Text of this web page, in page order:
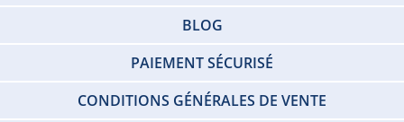
BLOG
PAIEMENT SÉCURISÉ
CONDITIONS GÉNÉRALES DE VENTE